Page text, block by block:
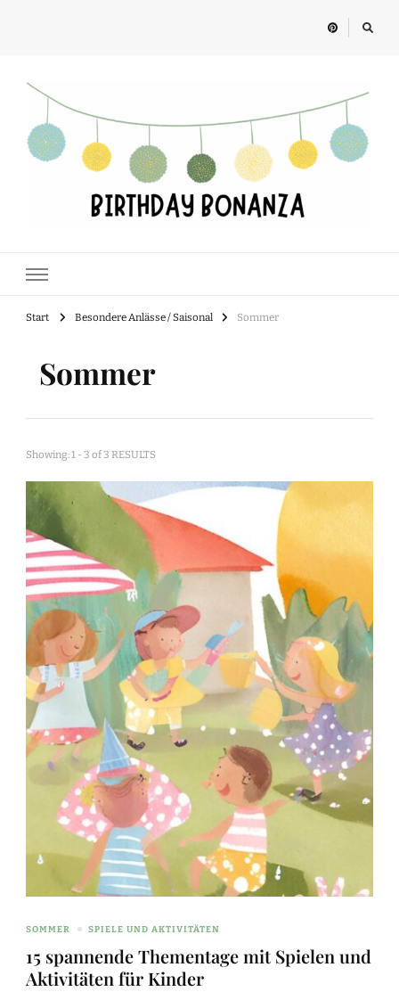
Start Besondere Anlässe / Saisonal Sommer
Sommer
Showing: 1 - 3 of 3 RESULTS
SOMMER SPIELE UND AKTIVITÄTEN
15 spannende Thementage mit Spielen und
Aktivitäten für Kinder